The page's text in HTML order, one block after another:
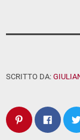
SCRITTO DA: